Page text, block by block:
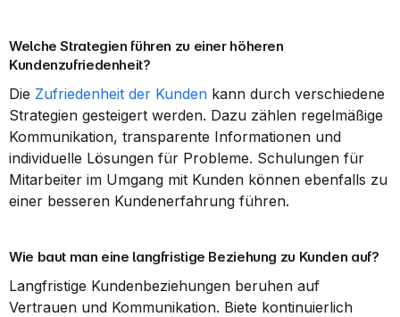
Welche Strategien führen zu einer höheren
Kundenzufriedenheit?
Die Zufriedenheit der Kunden kann durch verschiedene
Strategien gesteigert werden. Dazu zählen regelmäßige
Kommunikation, transparente Informationen und
individuelle Lösungen für Probleme. Schulungen für
Mitarbeiter im Umgang mit Kunden können ebenfalls zu
einer besseren Kundenerfahrung führen.
Wie baut man eine langfristige Beziehung zu Kunden auf?
Langfristige Kundenbeziehungen beruhen auf
Vertrauen und Kommunikation. Biete kontinuierlich